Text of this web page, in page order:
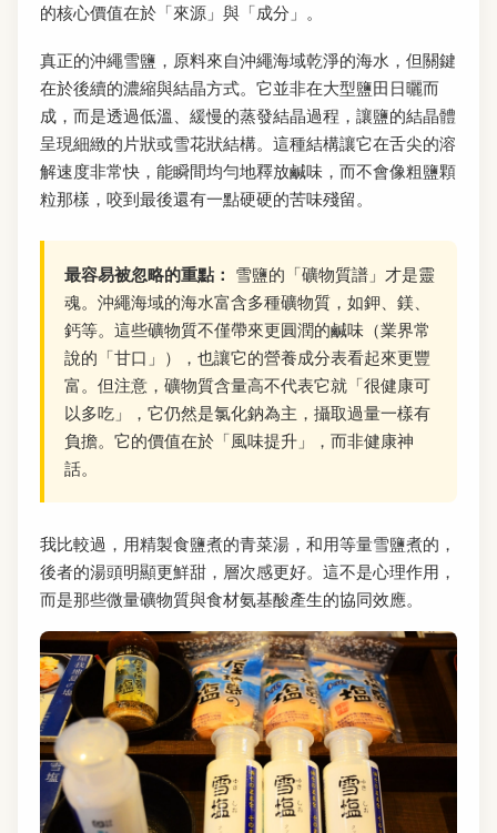
的核心價值在於「來源」與「成分」。
真正的沖繩雪鹽，原料來自沖繩海域乾淨的海水，但關鍵
在於後續的濃縮與結晶方式。它並非在大型鹽田日曬而
成，而是透過低溫、緩慢的蒸發結晶過程，讓鹽的結晶體
呈現細緻的片狀或雪花狀結構。這種結構讓它在舌尖的溶
解速度非常快，能瞬間均勻地釋放鹹味，而不會像粗鹽顆
粒那樣，咬到最後還有一點硬硬的苦味殘留。
最容易被忽略的重點： 雪鹽的「礦物質譜」才是靈
魂。沖繩海域的海水富含多種礦物質，如鉀、鎂、
鈣等。這些礦物質不僅帶來更圓潤的鹹味（業界常
說的「甘口」），也讓它的營養成分表看起來更豐
富。但注意，礦物質含量高不代表它就「很健康可
以多吃」，它仍然是氯化鈉為主，攝取過量一樣有
負擔。它的價值在於「風味提升」，而非健康神
話。
我比較過，用精製食鹽煮的青菜湯，和用等量雪鹽煮的，
後者的湯頭明顯更鮮甜，層次感更好。這不是心理作用，
而是那些微量礦物質與食材氨基酸產生的協同效應。